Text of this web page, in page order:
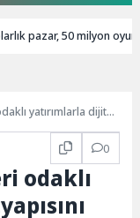
pazar, 50 milyon
yatırımlarla dijital
0
odaklı